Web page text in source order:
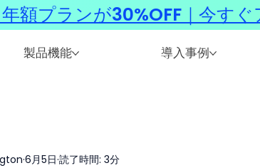
製品機能 導入事例
6月5日 読了時間: 3分
額プランが30%OFF｜今すぐ